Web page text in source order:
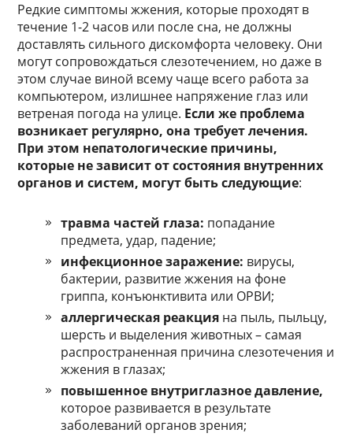
Редкие симптомы жжения, которые проходят в
течение 1-2 часов или после сна, не должны
доставлять сильного дискомфорта человеку. Они
могут сопровождаться слезотечением, но даже в
этом случае виной всему чаще всего работа за
компьютером, излишнее напряжение глаз или
ветреная погода на улице. Если же проблема
возникает регулярно, она требует лечения.
При этом непатологические причины,
которые не зависит от состояния внутренних
органов и систем, могут быть следующие:
травма частей глаза: попадание
предмета, удар, падение;
инфекционное заражение: вирусы,
бактерии, развитие жжения на фоне
гриппа, конъюнктивита или ОРВИ;
аллергическая реакция на пыль, пыльцу,
шерсть и выделения животных – самая
распространенная причина слезотечения и
жжения в глазах;
повышенное внутриглазное давление,
которое развивается в результате
заболеваний органов зрения;